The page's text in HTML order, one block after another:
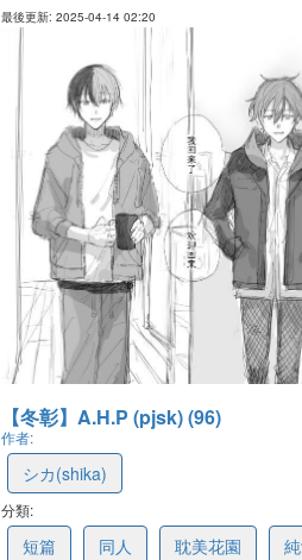
最後更新: 2025-04-14 02:20
【冬彰】A.H.P (pjsk) (96)
作者:
シカ(shika)
分類:
短篇 同人 耽美花園